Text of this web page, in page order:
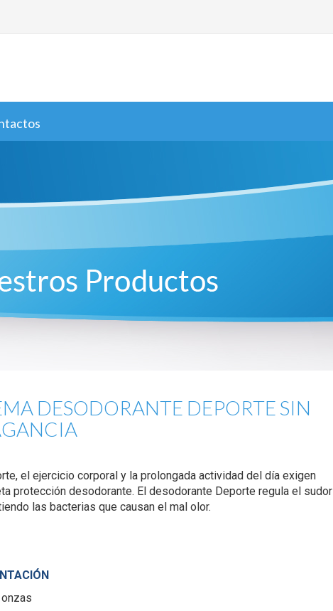
DESODORANTE DEPORTE SIN
el ejercicio corporal y la prolongada actividad del día exigen
protección desodorante. El desodorante Deporte regula el sudor
las bacterias que causan el mal olor.